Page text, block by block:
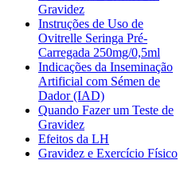
Gravidez
Instruções de Uso de
Ovitrelle Seringa Pré-
Carregada 250mg/0,5ml
Indicações da Inseminação
Artificial com Sémen de
Dador (IAD)
Quando Fazer um Teste de
Gravidez
Efeitos da LH
Gravidez e Exercício Físico